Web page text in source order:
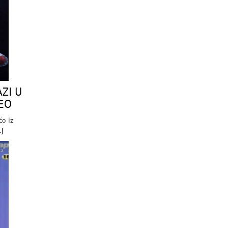
U
iz